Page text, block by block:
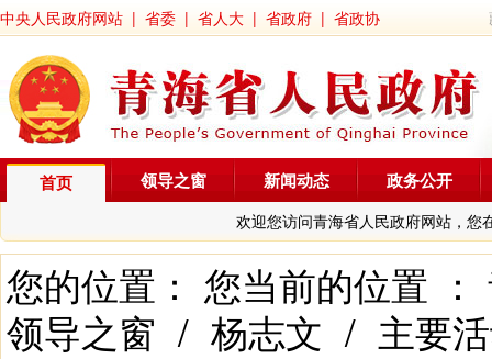
中央人民政府网站 | 省委 | 省人大 | 省政府 | 省政协
首页
欢迎您访问青海省人民政府网站，您
领导之窗 新闻动态 政务公开
您的位置： 您当前的位置 ：
领导之窗 / 杨志文 / 主要